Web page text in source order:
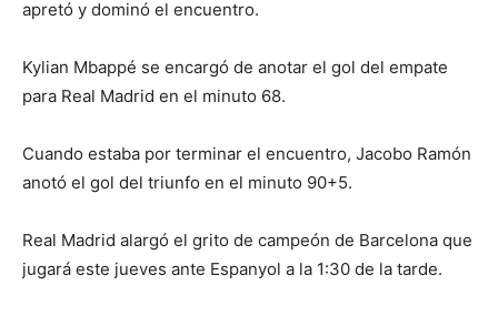
apretó y dominó el encuentro.
Kylian Mbappé se encargó de anotar el gol del empate
para Real Madrid en el minuto 68.
Cuando estaba por terminar el encuentro, Jacobo Ramón
anotó el gol del triunfo en el minuto 90+5.
Real Madrid alargó el grito de campeón de Barcelona que
jugará este jueves ante Espanyol a la 1:30 de la tarde.